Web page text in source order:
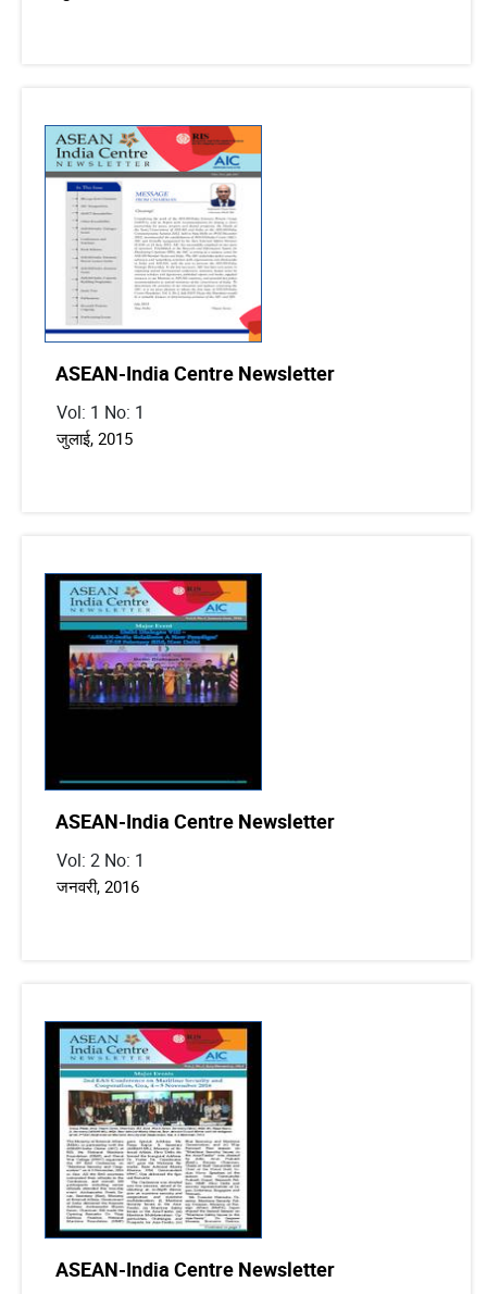
ASEAN-India Centre Newsletter
Vol: 1 No: 1
जुलाई, 2015
ASEAN-India Centre Newsletter
Vol: 2 No: 1
जनवरी, 2016
ASEAN-India Centre Newsletter